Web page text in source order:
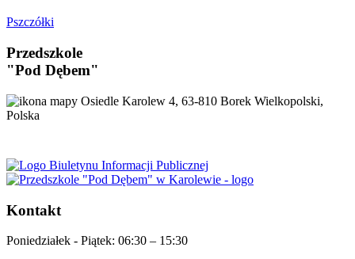
Pszczółki
Przedszkole
"Pod Dębem"
Osiedle Karolew 4, 63-810 Borek Wielkopolski,
Polska
Kontakt
Poniedziałek - Piątek: 06:30 – 15:30